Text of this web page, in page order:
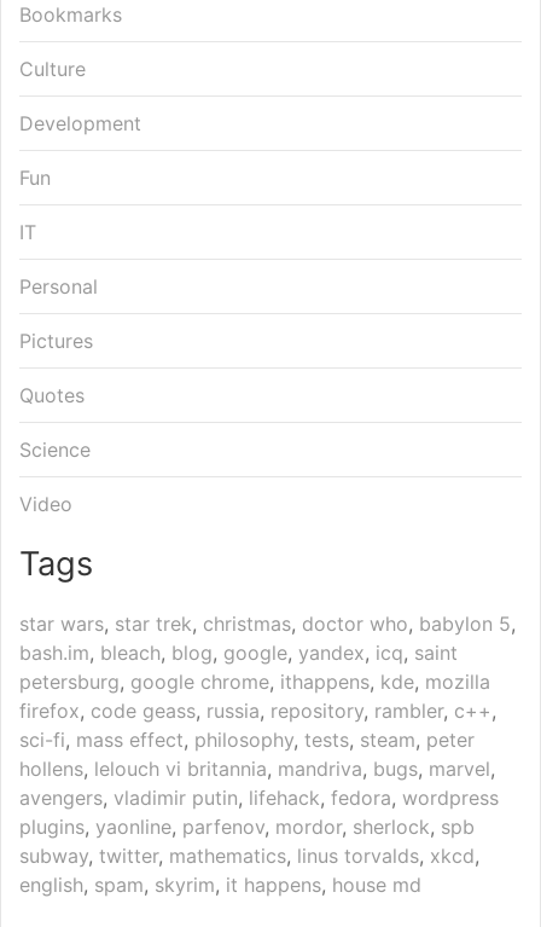
Bookmarks
Culture
Development
Fun
IT
Personal
Pictures
Quotes
Science
Video
Tags
star wars, star trek, christmas, doctor who, babylon 5,
bash.im, bleach, blog, google, yandex, icq, saint
petersburg, google chrome, ithappens, kde, mozilla
firefox, code geass, russia, repository, rambler, c++,
sci-fi, mass effect, philosophy, tests, steam, peter
hollens, lelouch vi britannia, mandriva, bugs, marvel,
avengers, vladimir putin, lifehack, fedora, wordpress
plugins, yaonline, parfenov, mordor, sherlock, spb
subway, twitter, mathematics, linus torvalds, xkcd,
english, spam, skyrim, it happens, house md